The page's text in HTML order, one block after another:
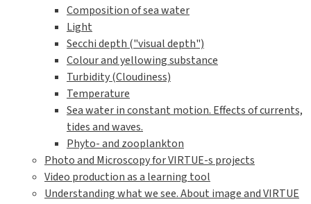
Composition of sea water
Light
Secchi depth ("visual depth")
Colour and yellowing substance
Turbidity (Cloudiness)
Temperature
Sea water in constant motion. Effects of currents,
tides and waves.
Phyto- and zooplankton
Photo and Microscopy for VIRTUE-s projects
Video production as a learning tool
Understanding what we see. About image and VIRTUE